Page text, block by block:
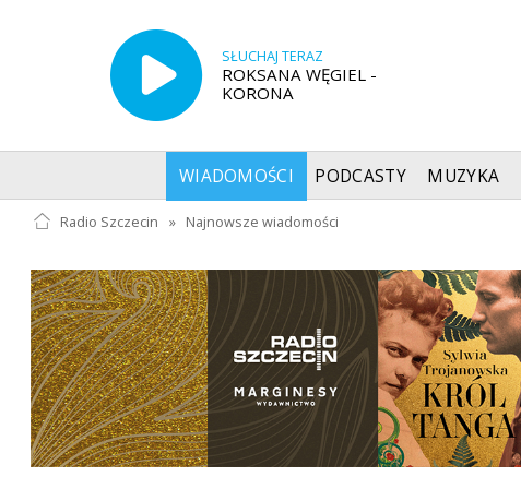
SŁUCHAJ TERAZ
ROKSANA WĘGIEL -
KORONA
WIADOMOŚCI PODCASTY MUZYKA
Radio Szczecin » Najnowsze wiadomości